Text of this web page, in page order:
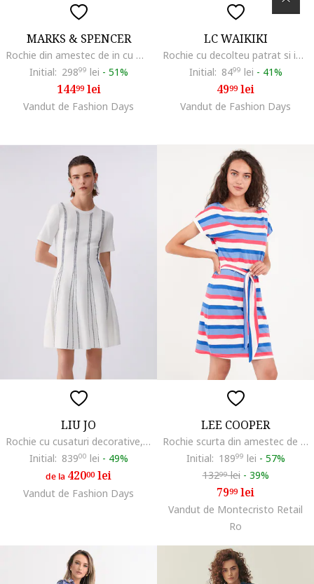
MARKS & SPENCER
Rochie din amestec de in cu maneci lungi, Albastru inchis melange
Initial: 29899 lei - 51%
14499lei
Vandut de Fashion Days
LC WAIKIKI
Rochie cu decolteu patrat si imprimeu floral, Alb/Albastru
Initial: 8499 lei - 41%
4999lei
Vandut de Fashion Days
LIU JO
Rochie cu cusaturi decorative, Alb/Albastru
Initial: 83900 lei - 49%
de la 42000lei
Vandut de Fashion Days
LEE COOPER
Rochie scurta din amestec de bumbac in dungi cu un cordon, Rosu/Albastru
Initial: 18999 lei - 57%
13299lei - 39%
7999lei
Vandut de Montecristo Retail
Ro